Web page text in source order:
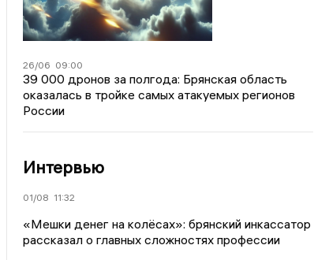
26/06 09:00
39 000 дронов за полгода: Брянская область
оказалась в тройке самых атакуемых регионов
России
Интервью
01/08 11:32
«Мешки денег на колёсах»: брянский инкассатор
рассказал о главных сложностях профессии